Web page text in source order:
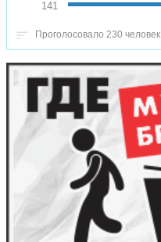
141
Проголосовало 230 человек